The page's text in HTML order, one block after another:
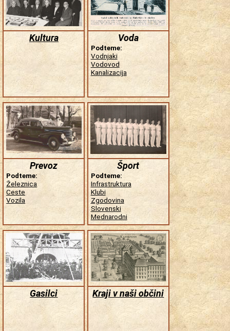
Kultura Voda
Podteme:
Vodnjaki
Vodovod
Kanalizacija
Prevoz
Podteme:
Železnica
Ceste
Vozila
Šport
Podteme:
Infrastruktura
Klubi
Zgodovina
Slovenski
Mednarodni
Gasilci Kraji v naši občini